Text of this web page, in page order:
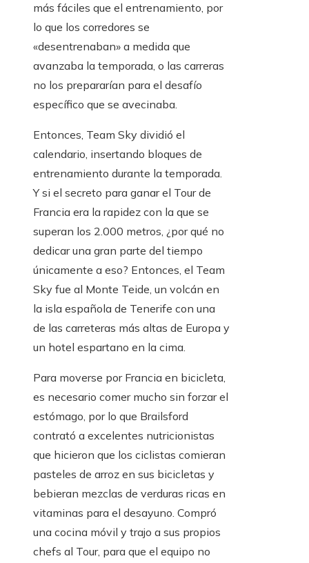
más fáciles que el entrenamiento, por
lo que los corredores se
«desentrenaban» a medida que
avanzaba la temporada, o las carreras
no los prepararían para el desafío
específico que se avecinaba.
Entonces, Team Sky dividió el
calendario, insertando bloques de
entrenamiento durante la temporada.
Y si el secreto para ganar el Tour de
Francia era la rapidez con la que se
superan los 2.000 metros, ¿por qué no
dedicar una gran parte del tiempo
únicamente a eso? Entonces, el Team
Sky fue al Monte Teide, un volcán en
la isla española de Tenerife con una
de las carreteras más altas de Europa y
un hotel espartano en la cima.
Para moverse por Francia en bicicleta,
es necesario comer mucho sin forzar el
estómago, por lo que Brailsford
contrató a excelentes nutricionistas
que hicieron que los ciclistas comieran
pasteles de arroz en sus bicicletas y
bebieran mezclas de verduras ricas en
vitaminas para el desayuno. Compró
una cocina móvil y trajo a sus propios
chefs al Tour, para que el equipo no